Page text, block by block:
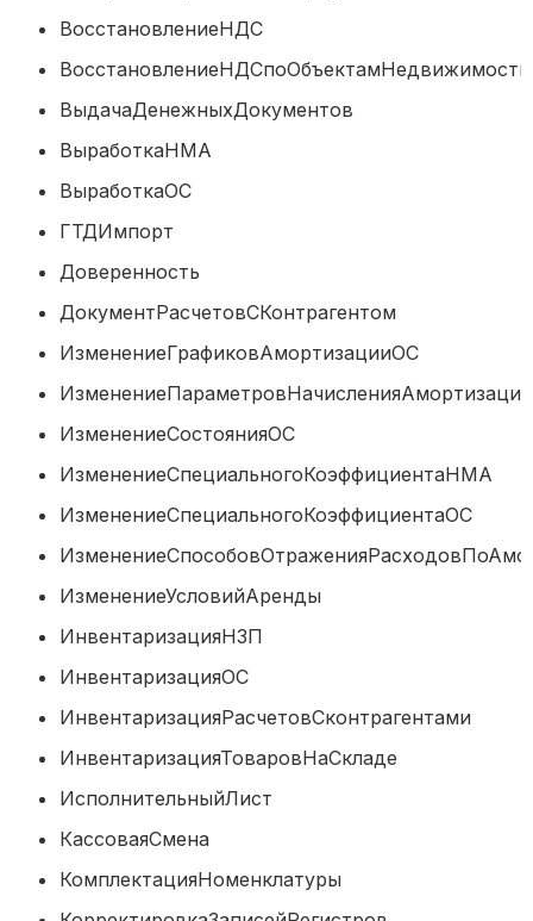
ВосстановлениеНДС
ВыдачаДенежныхДокументов
ВыработкаНМА
ВыработкаОС
ГТДИмпорт
Доверенность
ДокументРасчетовСКонтрагентом
ИзменениеСостоянияОС
ИзменениеУсловийАренды
ИнвентаризацияНЗП
ИнвентаризацияОС
ИнвентаризацияТоваровНаСкладе
ИсполнительныйЛист
КассоваяСмена
КомплектацияНоменклатуры